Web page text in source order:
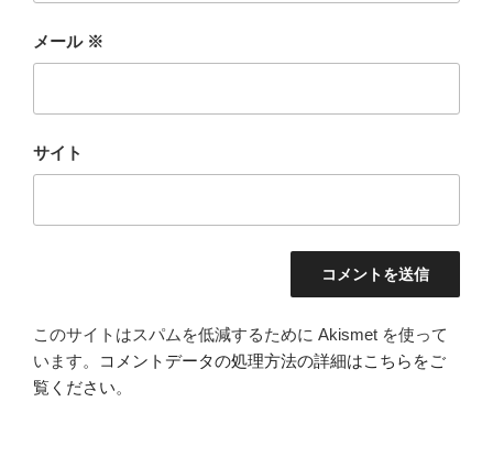
メール ※
サイト
このサイトはスパムを低減するために Akismet を使って
います。
コメントデータの処理方法の詳細はこちらをご
覧ください。